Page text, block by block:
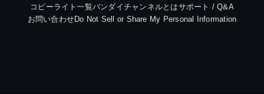
コピーライト一覧バンダイチャンネルとはサポート / Q&A
お問い合わせDo Not Sell or Share My Personal Information